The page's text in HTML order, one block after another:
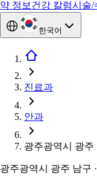
약 정보 건강 칼럼시술/
한국어
진료과
안과
광주광역시 광주
광주광역시 광주 남구